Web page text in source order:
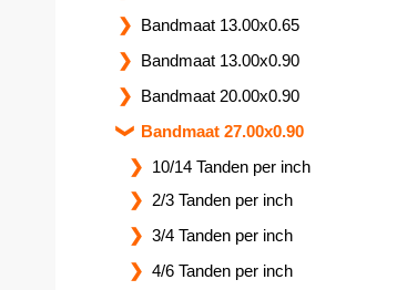
Bandmaat 13.00x0.65
Bandmaat 13.00x0.90
Bandmaat 20.00x0.90
Bandmaat 27.00x0.90
10/14 Tanden per inch
2/3 Tanden per inch
3/4 Tanden per inch
4/6 Tanden per inch